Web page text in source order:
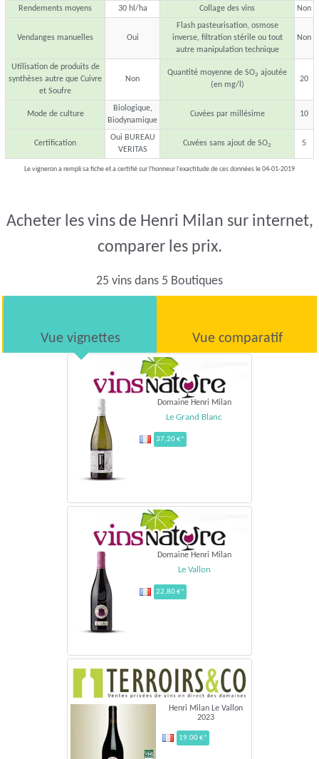
Rendements moyens 30 hl/ha Collage des vins Non
Vendanges manuelles Oui
Flash pasteurisation, osmose
inverse, filtration stérile ou tout
autre manipulation technique
Non
Utilisation de produits de
synthèses autre que Cuivre
et Soufre
Non
Quantité moyenne de SO2 ajoutée
(en mg/l)
20
Mode de culture
Biologique,
Biodynamique
Cuvées par millésime 10
Certification
Oui BUREAU
VERITAS
Cuvées sans ajout de SO2 5
Le vigneron a rempli sa fiche et a certifié sur l'honneur l'exactitude de ces données le 04-01-2019
Acheter les vins de Henri Milan sur internet,
comparer les prix.
25 vins dans 5 Boutiques
Vue vignettes Vue comparatif
Domaine Henri Milan
Le Grand Blanc
37,20 €*
Domaine Henri Milan
Le Vallon
22,80 €*
Henri Milan Le Vallon
2023
19.00 €*